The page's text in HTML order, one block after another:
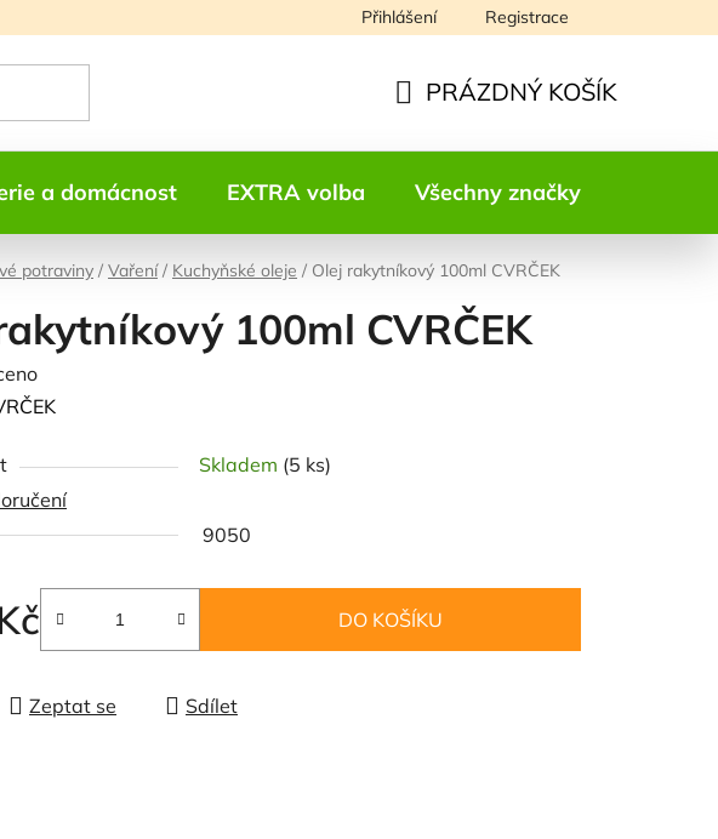
Přihlášení Registrace
KOŠÍK
PRÁZDNÝ KOŠÍK
a domácnost EXTRA volba Všechny značky
potraviny / Vaření / Kuchyňské oleje / Olej rakytníkový 100ml CVRČEK
100ml CVRČEK
Skladem (5 ks)
9050
DO KOŠÍKU
Zeptat se Sdílet